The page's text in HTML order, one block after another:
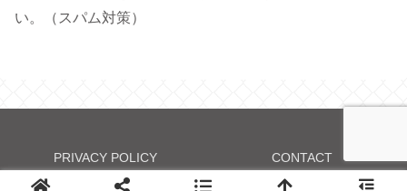
い。（スパム対策）
PRIVACY POLICY CONTACT